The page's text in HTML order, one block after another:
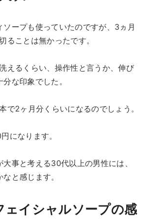
ソープも使っていたのですが、3ヵ月
ることは無かったです。
えるくらい、操作性と言うか、伸び
な印象でした。
で2ヶ月分くらいになるのでしょう。
になります。
事と考える30代以上の男性には、
と感じます。
ェイシャルソープの感